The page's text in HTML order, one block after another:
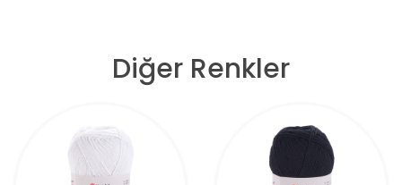
Diğer Renkler